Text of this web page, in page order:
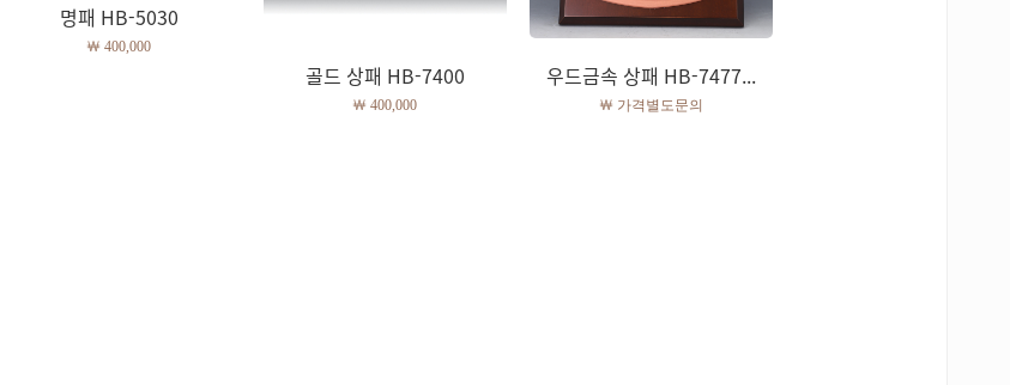
명패 HB-5030
￦ 400,000
골드 상패 HB-7400
￦ 400,000
우드금속 상패 HB-7477...
￦ 가격별도문의